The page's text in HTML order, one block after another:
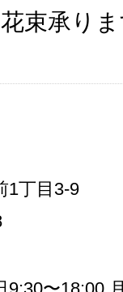
束承り
1丁目3-9